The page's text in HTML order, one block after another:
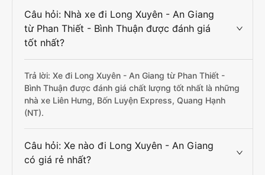
Câu hỏi: Nhà xe đi Long Xuyên - An Giang
từ Phan Thiết - Bình Thuận được đánh giá
tốt nhất?
Trả lời: Xe đi Long Xuyên - An Giang từ Phan Thiết -
Bình Thuận được đánh giá chất lượng tốt nhất là những
nhà xe Liên Hưng, Bốn Luyện Express, Quang Hạnh
(NT).
Câu hỏi: Xe nào đi Long Xuyên - An Giang
có giá rẻ nhất?